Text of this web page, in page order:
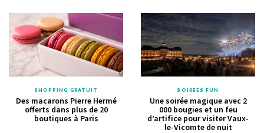
SHOPPING GRATUIT
Des macarons Pierre Hermé
offerts dans plus de 20
boutiques à Paris
SOIRÉES FUN
Une soirée magique avec 2
000 bougies et un feu
d’artifice pour visiter Vaux-
le-Vicomte de nuit